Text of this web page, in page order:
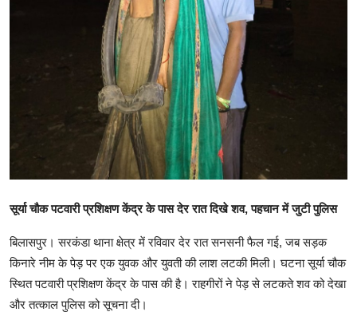
सूर्या चौक पटवारी प्रशिक्षण केंद्र के पास देर रात दिखे शव, पहचान में जुटी पुलिस
बिलासपुर। सरकंडा थाना क्षेत्र में रविवार देर रात सनसनी फैल गई, जब सड़क
किनारे नीम के पेड़ पर एक युवक और युवती की लाश लटकी मिली। घटना सूर्या चौक
स्थित पटवारी प्रशिक्षण केंद्र के पास की है। राहगीरों ने पेड़ से लटकते शव को देखा
और तत्काल पुलिस को सूचना दी।